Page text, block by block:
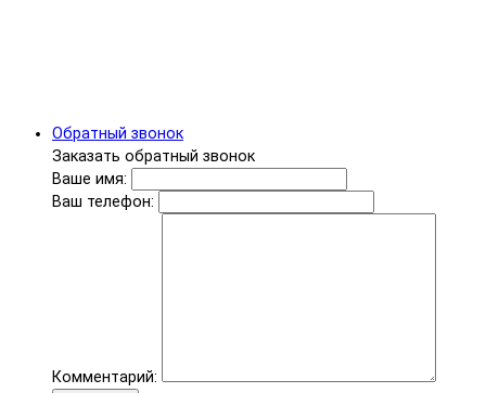
Обратный звонок
Заказать обратный звонок
Ваше имя:
Ваш телефон:
Комментарий: